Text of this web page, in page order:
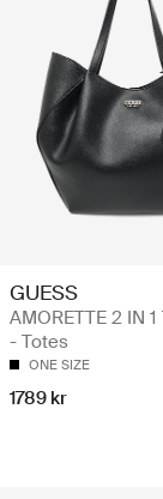
GUESS
AMORETTE 2 IN 1
- Totes
ONE SIZE
1789 kr